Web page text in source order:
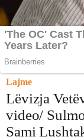
Lajme
Lëvizja
video/
Sami